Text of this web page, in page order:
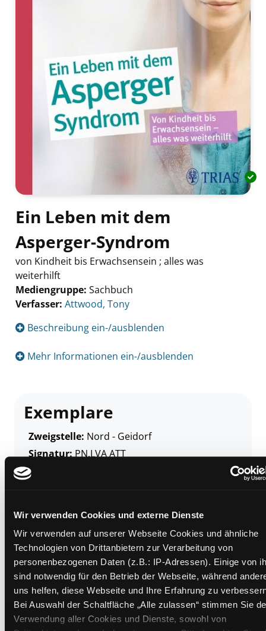
Wir verwenden Cookies und externe Dienste
Wir verwenden auf unserer Webseite Cookies und ähnliche
Technologien von Drittanbietern zur Verarbeitung von
personenbezogenen Daten (z.B.: IP-Adressen). Einige von
sind notwendig für den Betrieb der Webseite, während
uns helfen, diese Webseite und Ihre Erfahrung zu
Bei Auswahl der Schaltfläche „Alle zulassen“ stimmen Sie
Verwendung aller Cookies und Dienste, sowohl von
Ein Leben mit dem
Asperger-Syndrom
von Kindheit bis Erwachsensein ; alles was
weiterhilft
Mediengruppe: Sachbuch
Verfasser: Suche nach diesem Verfasser
Attwood, Tony
Beschreibung ein-/ausblenden
Mehr Informationen ein-/ausblenden
Exemplare
Zweigstelle: Nord - Geidorf
Signatur:PN.LVA ATT
Standort 2:
Mediengruppe:Sachbuch
Frist: 02.09.2026
Barcode: 1808SB05825
Standort 3: